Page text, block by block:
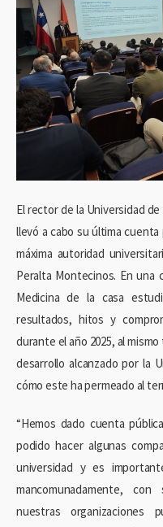
El rector de la Universidad
llevó a cabo su última
máxima autoridad
Peralta Montecinos. En una
Medicina de la casa
resultados, hitos y
durante el año 2025, al
desarrollo alcanzado por la
cómo este ha permeado al
“Hemos dado cuenta
podido hacer algunas
universidad y es
mancomunadamente,
nuestras organizaciones